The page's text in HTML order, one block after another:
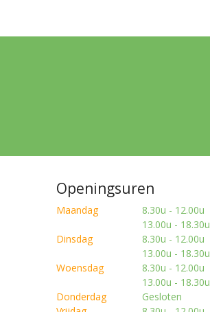
Openingsuren
Maandag
8.30u - 12.00u
13.00u - 18.30u
Dinsdag
8.30u - 12.00u
13.00u - 18.30u
Woensdag
8.30u - 12.00u
13.00u - 18.30u
Donderdag
Gesloten